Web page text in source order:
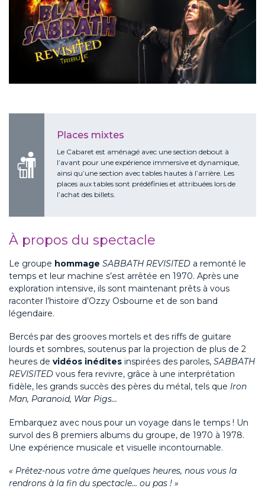
Places mixtes
Le Cabaret est aménagé avec une section debout à
l’avant pour une expérience immersive et dynamique,
ainsi qu’une section avec tables hautes à l’arrière. Les
places aux tables sont prédéfinies et attribuées lors de
l’achat des billets.
À propos du spectacle
Le groupe hommage SABBATH REVISITED a remonté le
temps et leur machine s’est arrêtée en 1970. Après une
exploration intensive, ils sont maintenant prêts à vous
raconter l’histoire d’Ozzy Osbourne et de son band
légendaire.
Bercés par des grooves mortels et des riffs de guitare
lourds et sombres, soutenus par la projection de plus de 2
heures de vidéos inédites inspirées des paroles, SABBATH
REVISITED vous fera revivre, grâce à une interprétation
fidèle, les grands succès des pères du métal, tels que Iron
Man, Paranoid, War Pigs…
Embarquez avec nous pour un voyage dans le temps ! Un
survol des 8 premiers albums du groupe, de 1970 à 1978.
Une expérience musicale et visuelle incontournable.
« Prêtez-nous votre âme quelques heures, nous vous la
rendrons à la fin du spectacle… ou pas ! »